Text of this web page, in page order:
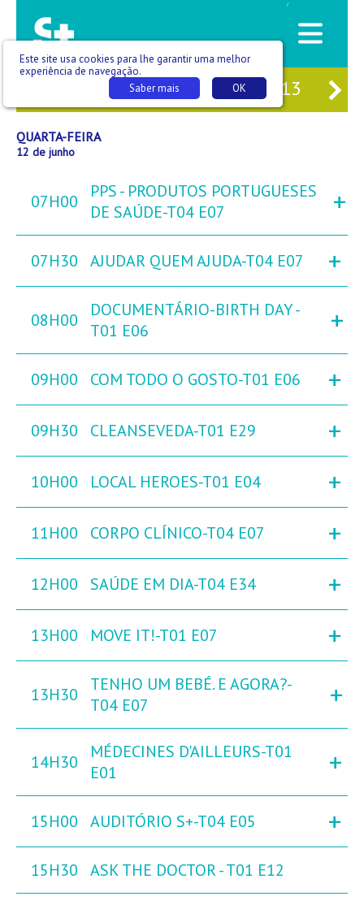
/
11 QUA 12 QUI 13
QUARTA-FEIRA
12 de junho
07H00
PPS - PRODUTOS PORTUGUESES
DE SAÚDE-T04 E07
+
07H30 AJUDAR QUEM AJUDA-T04 E07 +
08H00
DOCUMENTÁRIO-BIRTH DAY -
T01 E06
+
09H00 COM TODO O GOSTO-T01 E06 +
09H30 CLEANSEVEDA-T01 E29 +
10H00 LOCAL HEROES-T01 E04 +
11H00 CORPO CLÍNICO-T04 E07 +
12H00 SAÚDE EM DIA-T04 E34 +
13H00 MOVE IT!-T01 E07 +
13H30
TENHO UM BEBÉ. E AGORA?-
T04 E07
+
14H30
MÉDECINES D'AILLEURS-T01
E01
+
15H00 AUDITÓRIO S+-T04 E05 +
15H30 ASK THE DOCTOR - T01 E12
Este site usa cookies para lhe garantir uma melhor
experiência de navegação.
OK
Saber mais